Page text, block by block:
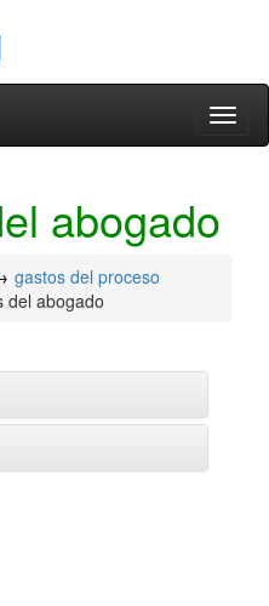
abogado
gastos del proceso
del abogado